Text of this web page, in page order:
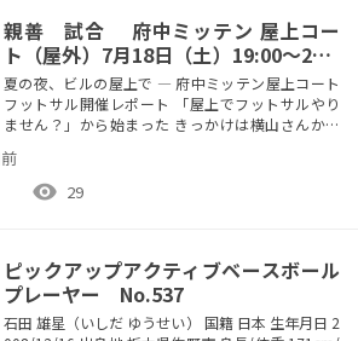
親善 試合 府中ミッテン 屋上コー
ト（屋外）7月18日（土）19:00〜21:0
0
夏の夜、ビルの屋上で ― 府中ミッテン屋上コート
フットサル開催レポート 「屋上でフットサルやり
ません？」から始まった きっかけは横山さんから
るらしいですよ」 いつもは府中第9小学校の体育館
で、日曜の夕方にゆるっと蹴っている我々かぁ～ず
ぅ～↑。 屋根のある安心感にすっかり慣れきって
visibility 29
ピックアップアクティブベースボール
プレーヤー No.537
石田 雄星（いしだ ゆうせい） 国籍 日本 生年月日 2